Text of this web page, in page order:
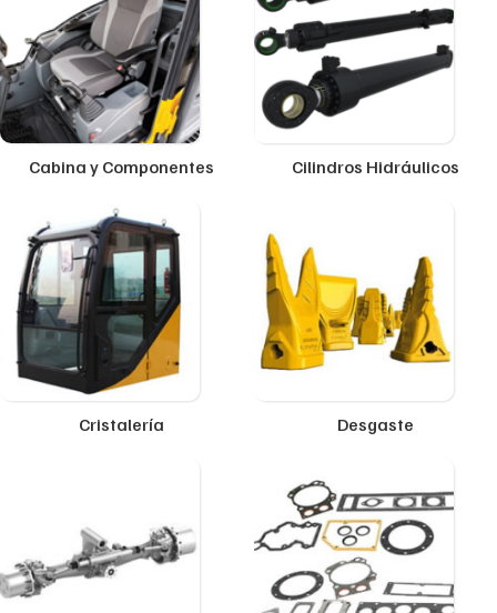
Cabina y Componentes Cilindros Hidráulicos
Cristalería Desgaste